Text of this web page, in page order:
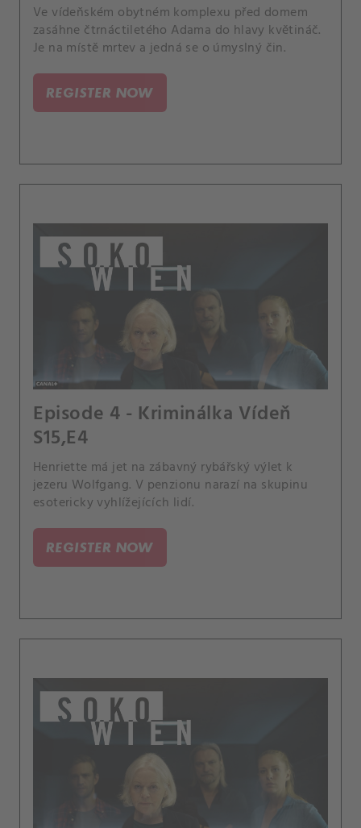
Ve vídeňském obytném komplexu před domem
zasáhne čtrnáctiletého Adama do hlavy květináč.
Je na místě mrtev a jedná se o úmyslný čin.
REGISTER NOW
Episode 4 - Kriminálka Vídeň
S15,E4
Henriette má jet na zábavný rybářský výlet k
jezeru Wolfgang. V penzionu narazí na skupinu
esotericky vyhlížejících lidí.
REGISTER NOW